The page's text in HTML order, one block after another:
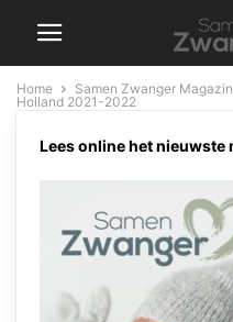
Home Samen Zwanger
Holland 2021-2022
Samen
Lees online het nieuwste